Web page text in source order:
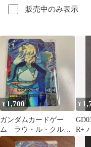
販売中のみ表示
¥1,700
ガンダムカードゲー
ム ラウ・ル・クルー
ゼR+ パラレル
¥
R+